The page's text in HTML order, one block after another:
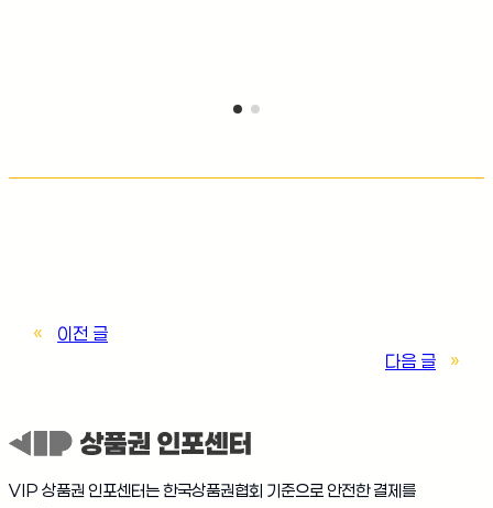
«
이전 글
다음 글
»
VIP 상품권 인포센터는 한국상품권협회 기준으로 안전한 결제를